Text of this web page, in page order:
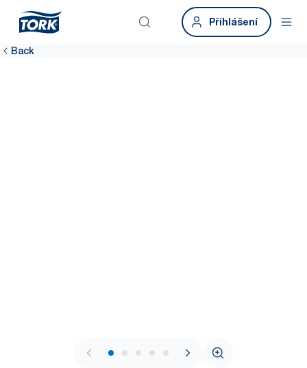
Přihlášení
Back
1 / 8